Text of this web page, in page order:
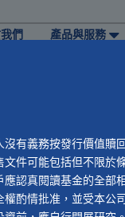
們 產品與服務
有義務按發行價值贖
件可能包括但不限於
認真閱讀基金的全部
酌情批准，並受本公